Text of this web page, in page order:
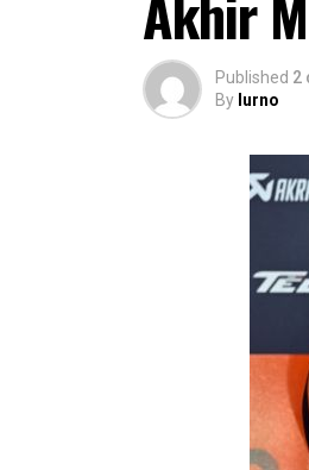
Published 2
By lurno